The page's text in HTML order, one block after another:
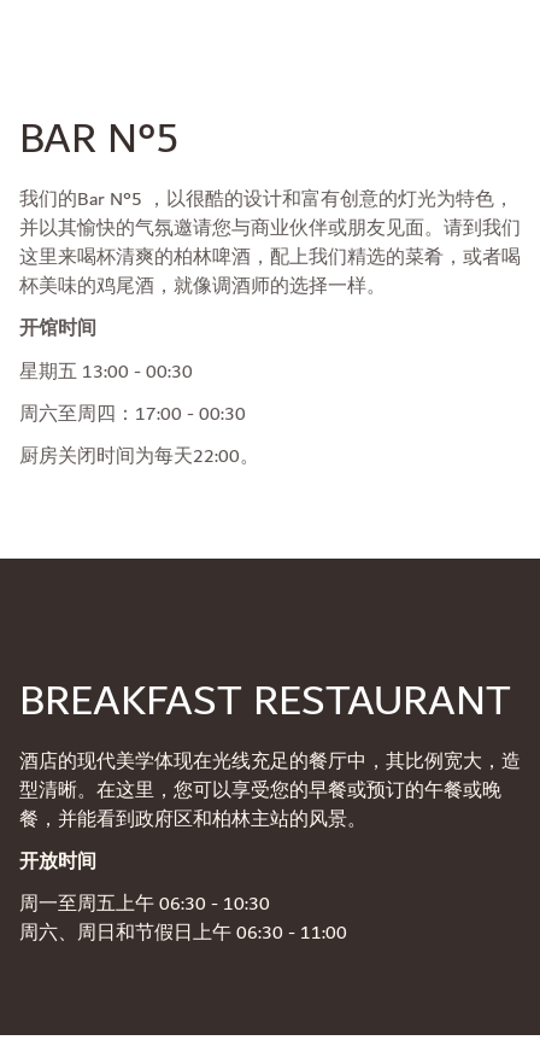
BAR N°5
我们的Bar N°5 ，以很酷的设计和富有创意的灯光为特色，
并以其愉快的气氛邀请您与商业伙伴或朋友见面。请到我们
这里来喝杯清爽的柏林啤酒，配上我们精选的菜肴，或者喝
杯美味的鸡尾酒，就像调酒师的选择一样。
开馆时间
星期五 13:00 - 00:30
周六至周四：17:00 - 00:30
厨房关闭时间为每天22:00。
BREAKFAST RESTAURANT
酒店的现代美学体现在光线充足的餐厅中，其比例宽大，造
型清晰。在这里，您可以享受您的早餐或预订的午餐或晚
餐，并能看到政府区和柏林主站的风景。
开放时间
周一至周五上午 06:30 - 10:30
周六、周日和节假日上午 06:30 - 11:00